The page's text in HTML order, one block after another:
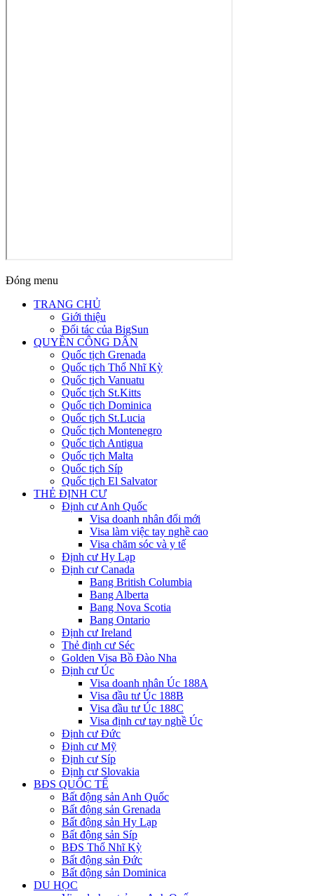
Đóng menu
TRANG CHỦ
Giới thiệu
Đối tác của BigSun
QUYỀN CÔNG DÂN
Quốc tịch Grenada
Quốc tịch Thổ Nhĩ Kỳ
Quốc tịch Vanuatu
Quốc tịch St.Kitts
Quốc tịch Dominica
Quốc tịch St.Lucia
Quốc tịch Montenegro
Quốc tịch Antigua
Quốc tịch Malta
Quốc tịch Síp
Quốc tịch El Salvator
THẺ ĐỊNH CƯ
Định cư Anh Quốc
Visa doanh nhân đổi mới
Visa làm việc tay nghề cao
Visa chăm sóc và y tế
Định cư Hy Lạp
Định cư Canada
Bang British Columbia
Bang Alberta
Bang Nova Scotia
Bang Ontario
Định cư Ireland
Thẻ định cư Séc
Golden Visa Bồ Đào Nha
Định cư Úc
Visa doanh nhân Úc 188A
Visa đầu tư Úc 188B
Visa đầu tư Úc 188C
Visa định cư tay nghề Úc
Định cư Đức
Định cư Mỹ
Định cư Síp
Định cư Slovakia
BĐS QUỐC TẾ
Bất động sản Anh Quốc
Bất động sản Grenada
Bất động sản Hy Lạp
Bất động sản Síp
BĐS Thổ Nhĩ Kỳ
Bất động sản Đức
Bất động sản Dominica
DU HỌC